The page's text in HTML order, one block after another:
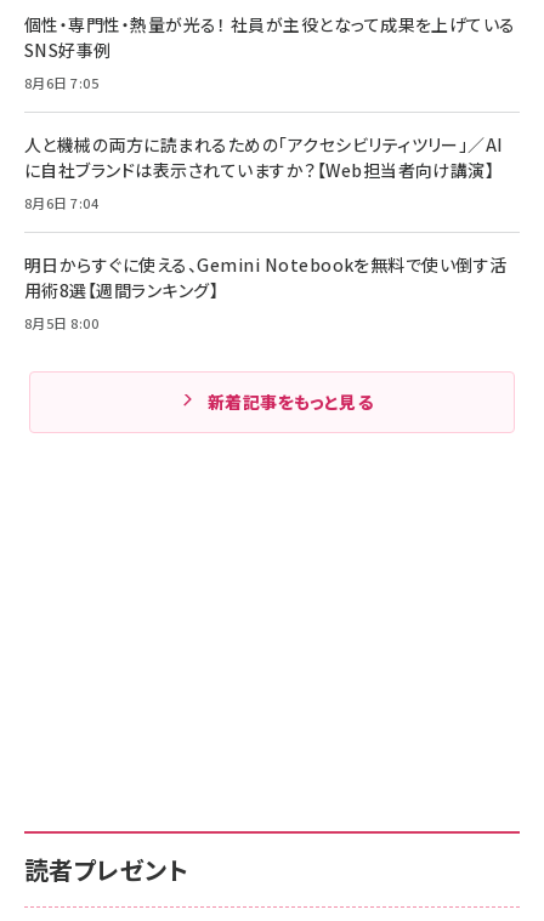
個性・専門性・熱量が光る！ 社員が主役となって成果を上げている
SNS好事例
8月6日 7:05
人と機械の両方に読まれるための「アクセシビリティツリー」／AI
に自社ブランドは表示されていますか？【Web担当者向け講演】
8月6日 7:04
明日からすぐに使える、Gemini Notebookを無料で使い倒す活
用術8選【週間ランキング】
8月5日 8:00
新着記事をもっと見る
読者プレゼント